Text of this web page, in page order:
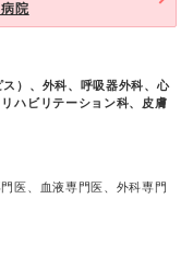
院
）、外科、呼吸器外科、心
ハビリテーション科、皮膚
医、血液専門医、外科専門